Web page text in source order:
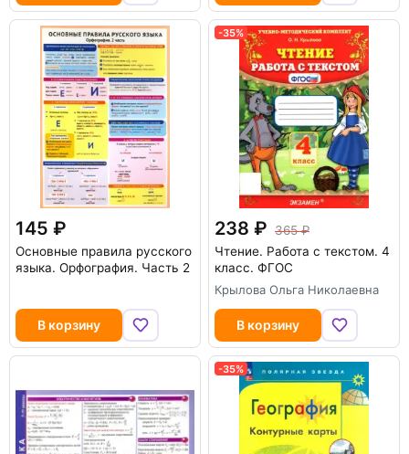
145
Основные правила русского
языка. Орфография. Часть 2
В корзину
-35%
238
365
Чтение. Работа с текстом. 4
класс. ФГОС
Крылова Ольга Николаевна
В корзину
-35%